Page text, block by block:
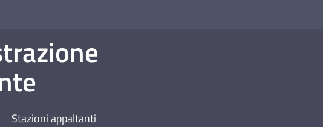
Stazioni appaltanti